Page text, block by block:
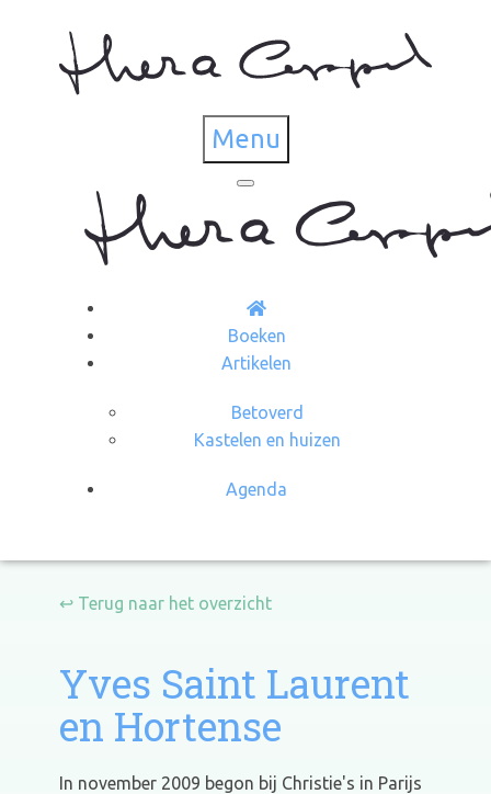
Menu
Boeken
Artikelen
Betoverd
Kastelen en huizen
Agenda
↩ Terug naar het overzicht
Yves Saint Laurent
en Hortense
In november 2009 begon bij Christie's in Parijs